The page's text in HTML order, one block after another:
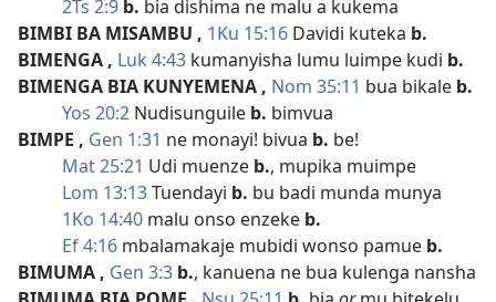
2Ts 2:9 b. bia dishima ne malu a kukema
BIMBI BA MISAMBU , 1Ku 15:16 Davidi kuteka b.
BIMENGA , Luk 4:43 kumanyisha lumu luimpe kudi b.
BIMENGA BIA KUNYEMENA , Nom 35:11 bua bikale b.
Yos 20:2 Nudisunguile b. bimvua
BIMPE , Gen 1:31 ne monayi! bivua b. be!
Mat 25:21 Udi muenze b., mupika muimpe
Lom 13:13Tuendayi b. bu badi munda munya
1Ko 14:40 malu onso enzeke b.
Ef 4:16 mbalamakaje mubidi wonso pamue b.
BIMUMA , Gen 3:3 b., kanuena ne bua kulenga nansha